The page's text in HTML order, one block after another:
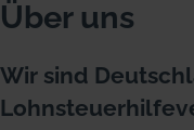
Über uns
Wir sind